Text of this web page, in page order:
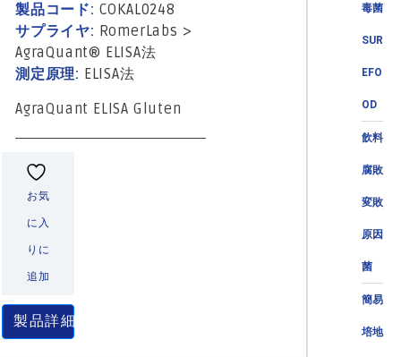
毒菌
SUR
EFO
OD
飲料
腐敗
変敗
原因
菌
簡易
培地
製品コード: COKAL0248
サプライヤ: RomerLabs >
AgraQuant® ELISA法
測定原理: ELISA法
AgraQuant ELISA Gluten
お気
に入
りに
追加
製品詳細